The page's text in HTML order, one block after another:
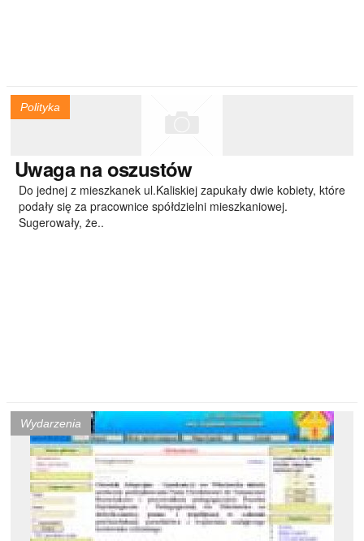
Polityka
Uwagana oszustów
Do jednej z mieszkanek ul.Kaliskiej zapukały dwie kobiety, które
podały się za pracownice spółdzielni mieszkaniowej.
Sugerowały, że..
Wydarzenia